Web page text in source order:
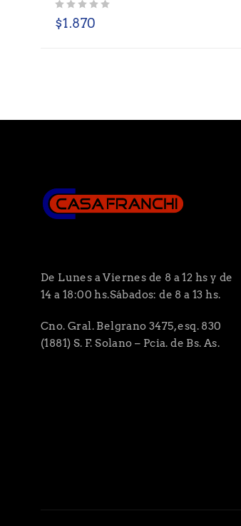
$1.870
De Lunes a Viernes de 8 a 12 hs y de
14 a 18:00 hs.Sábados: de 8 a 13 hs.
Cno. Gral. Belgrano 3475, esq. 830
(1881) S. F. Solano – Pcia. de Bs. As.